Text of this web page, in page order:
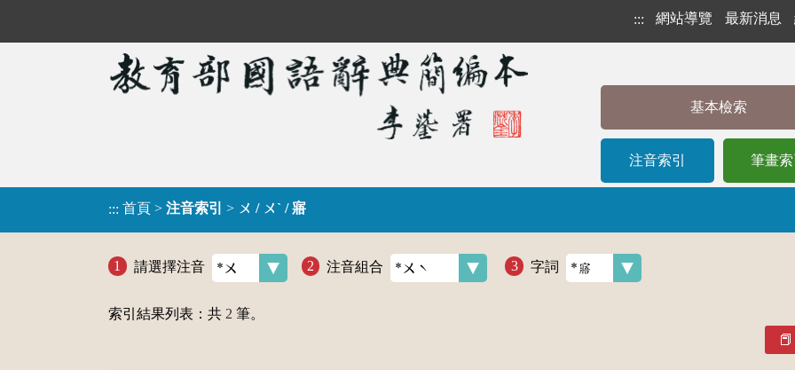
::: 網站導覽 最新消息
基本檢索
注音索引 筆畫索
::: 首頁 > 注音索引 > ㄨ / ㄨˋ / 寤
請選擇注音 注音組合 字詞
索引結果列表：共 2 筆。